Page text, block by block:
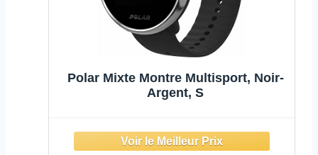
Polar Mixte Montre Multisport, Noir-
Argent, S